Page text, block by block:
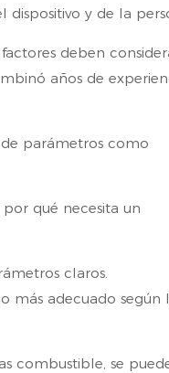
y de la
deben
años de
parámetros como
qué necesita un
claros.
más adecuado según
combustible, se